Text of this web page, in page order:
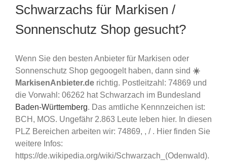
Schwarzachs für Markisen /
Sonnenschutz Shop gesucht?
Wenn Sie den besten Anbieter für Markisen oder
Sonnenschutz Shop gegoogelt haben, dann sind ☀️
MarkisenAnbieter.de richtig. Postleitzahl: 74869 und
die Vorwahl: 06262 hat Schwarzach im Bundesland
Baden-Württemberg. Das amtliche Kennnzeichen ist:
BCH, MOS. Ungefähr 2.863 Leute leben hier. In diesen
PLZ Bereichen arbeiten wir: 74869, , / . Hier finden Sie
weitere Infos:
https://de.wikipedia.org/wiki/Schwarzach_(Odenwald).